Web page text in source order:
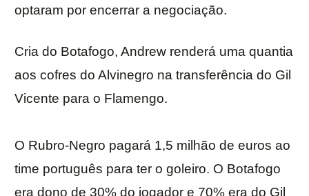
optaram por encerrar a negociação.
Cria do Botafogo, Andrew renderá uma quantia
aos cofres do Alvinegro na transferência do Gil
Vicente para o Flamengo.
O Rubro-Negro pagará 1,5 milhão de euros ao
time português para ter o goleiro. O Botafogo
era dono de 30% do jogador e 70% era do Gil